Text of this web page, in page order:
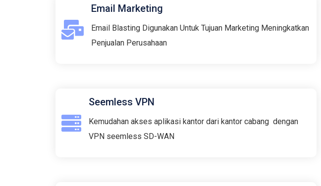
Email Marketing​
Email Blasting Digunakan Untuk Tujuan Marketing Meningkatkan
Penjualan Perusahaan
Seemless VPN
Kemudahan akses aplikasi kantor dari kantor cabang dengan
VPN seemless SD-WAN